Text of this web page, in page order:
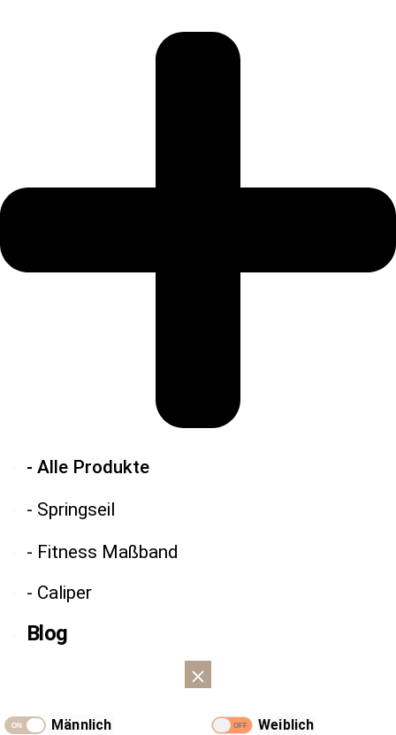
- Alle Produkte
- Springseil
- Fitness Maßband
- Caliper
Blog
Männlich
Weiblich